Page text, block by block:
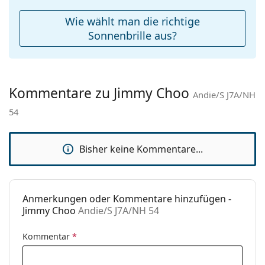
zu finden.
Weiteres
Damen
Verwendung:
Mode
Code:
Wie wählt man die richtige
Sonnenbrille aus?
Kommentare zu Jimmy Choo Andie/S J7A/NH
54
Bisher keine Kommentare...
Anmerkungen oder Kommentare hinzufügen -
Jimmy Choo Andie/S J7A/NH 54
Kommentar *